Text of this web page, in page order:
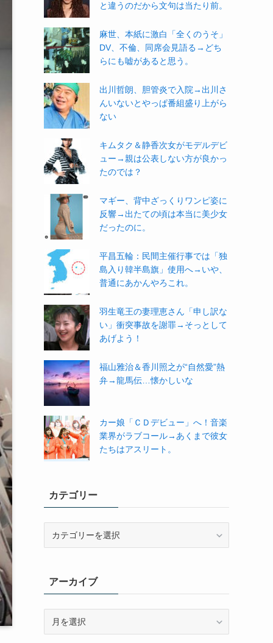
と違うのだから文句は当たり前。
麻世、本紙に激白「全くのうそ」
DV、不倫、同席会見語る→どち
らにも嘘があると思う。
出川哲朗、胆管炎で入院→出川さ
んいないとやっぱ番組盛り上がら
ない
キムタク＆静香次女がモデルデビ
ュー→親は公表しない方が良かっ
たのでは？
マギー、背中ざっくりワンピ姿に
反響→出たての頃は本当に美少女
だったのに。
平昌五輪：民間主催行事では「独
島入り韓半島旗」使用へ→いや、
普通にあかんやろこれ。
羽生竜王の妻理恵さん「申し訳な
い」衝突事故を謝罪→そっとして
あげよう！
福山雅治＆香川照之が“自然愛”熱
弁→龍馬伝…懐かしいな
カー娘「ＣＤデビュー」へ！音楽
業界がラブコール→あくまで彼女
たちはアスリート。
カテゴリー
ーアーカイブ